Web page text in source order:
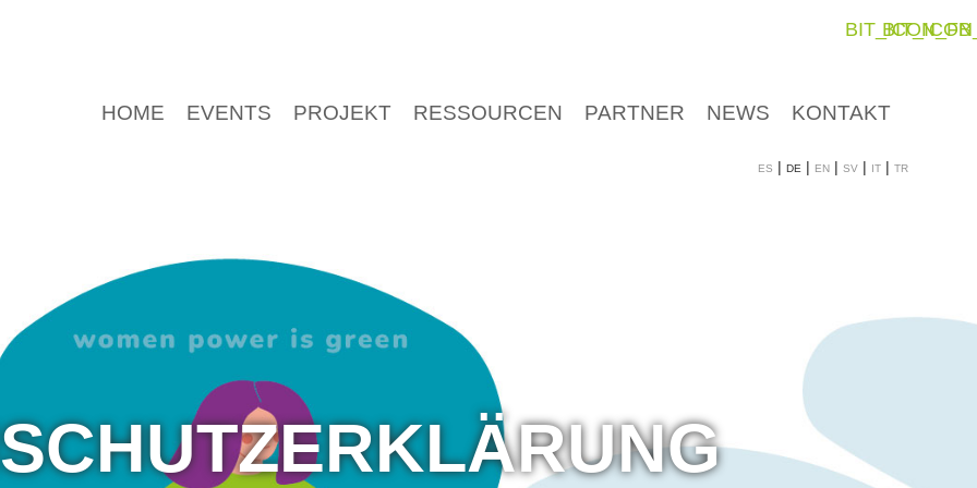
BIT_ICON_FB
HOME EVENTS PROJEKT RESSOURCEN PARTNER NEWS KONTAKT
es de en sv it tr